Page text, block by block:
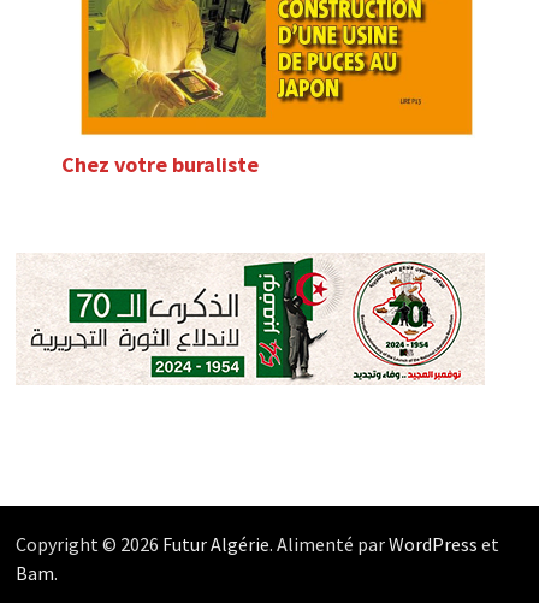
Chez votre buraliste
Copyright © 2026 Futur Algérie. Alimenté parWordPress et
Bam.